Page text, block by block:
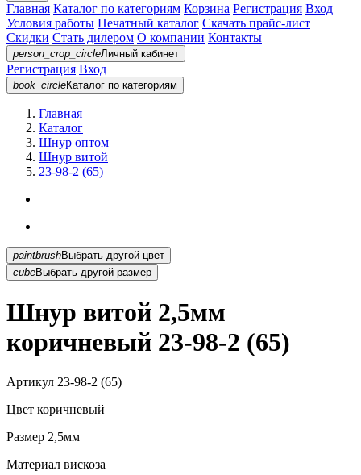
Главная Каталог по категориям Корзина Регистрация Вход
Условия работы Печатный каталог Скачать прайс-лист
Скидки Стать дилером О компании Контакты
person_crop_circleЛичный кабинет
Регистрация Вход
book_circleКаталог по категориям
Главная
Каталог
Шнур оптом
Шнур витой
23-98-2 (65)
paintbrush
Выбрать другой цвет
cubeВыбрать другой размер
Шнур витой 2,5мм
коричневый 23-98-2 (65)
Артикул 23-98-2 (65)
Цвет коричневый
Размер 2,5мм
Материал вискоза